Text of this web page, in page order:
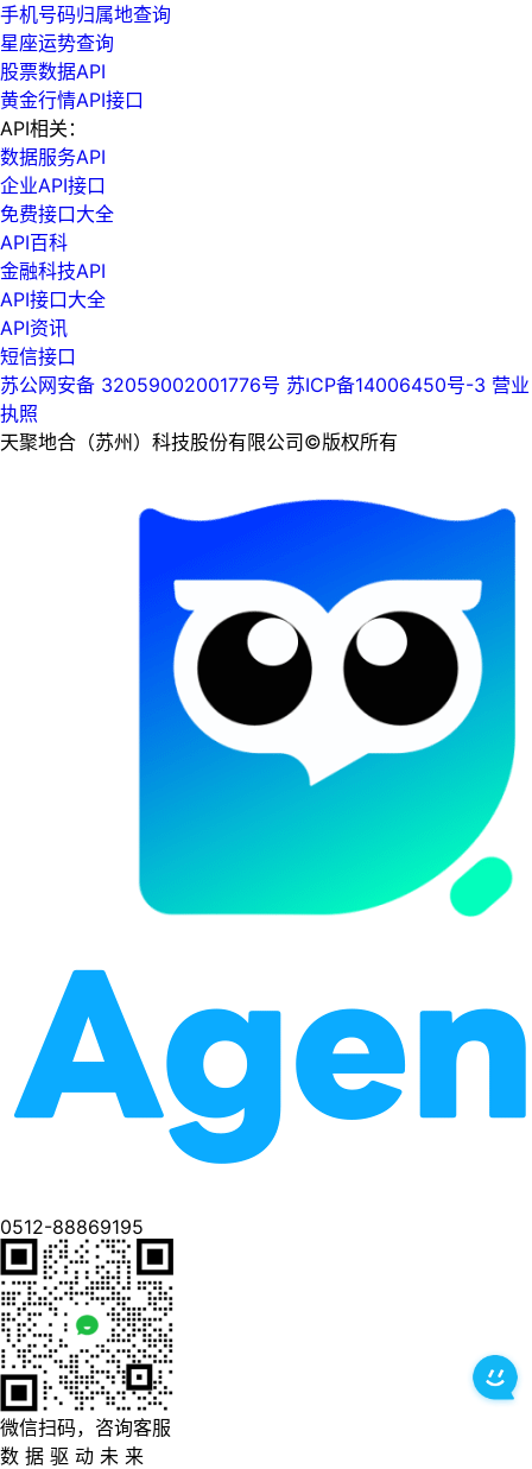
手机号码归属地查询
星座运势查询
股票数据API
黄金行情API接口
API相关：
数据服务API
企业API接口
免费接口大全
API百科
金融科技API
API接口大全
API资讯
短信接口
苏公网安备 32059002001776号 苏ICP备14006450号-3 营业
执照
天聚地合（苏州）科技股份有限公司©版权所有
0512-88869195
微信扫码，咨询客服
数 据 驱 动 未 来